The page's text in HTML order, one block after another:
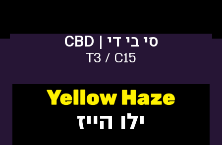
סי בי די | CBD
T3 / C15
ילו הייז